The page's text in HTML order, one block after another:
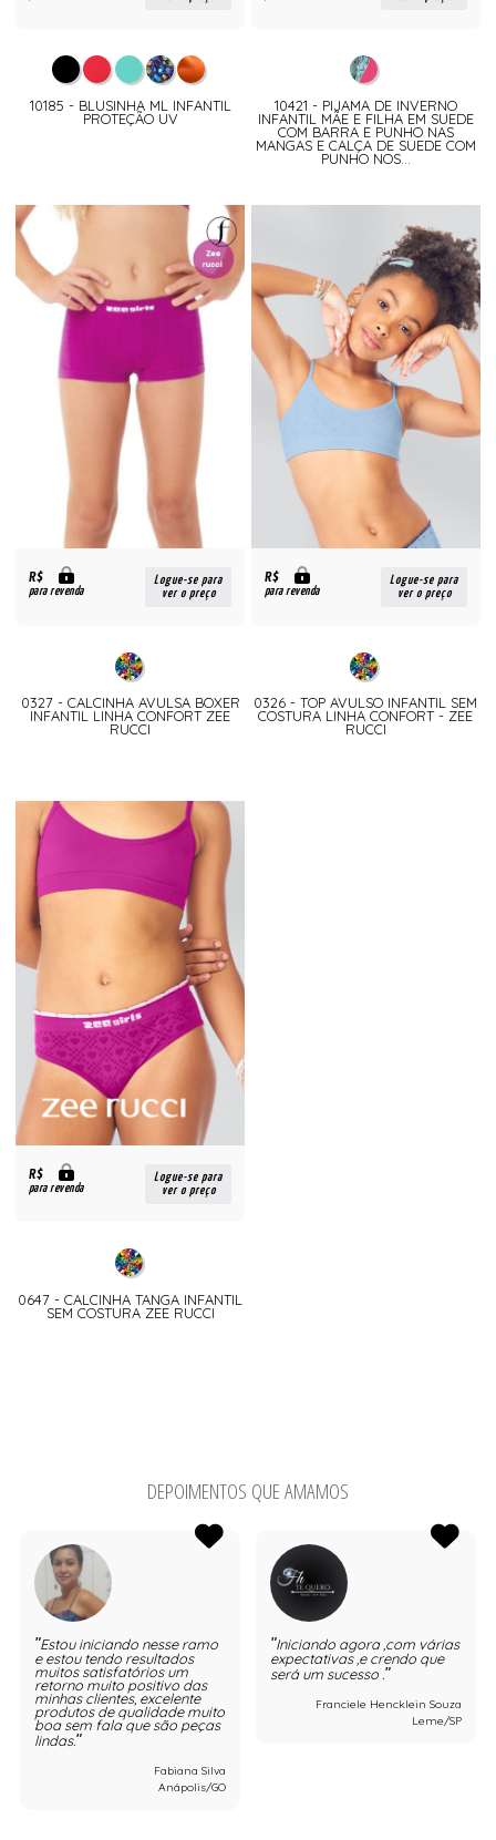
10185 - BLUSINHA ML INFANTIL
PROTEÇÃO UV
10421 - PIJAMA DE INVERNO
INFANTIL MÃE E FILHA EM SUEDE
COM BARRA E PUNHO NAS
MANGAS E CALÇA DE SUEDE COM
PUNHO NOS...
R$
para revenda
Logue-se para
ver o preço
0327 - CALCINHA AVULSA BOXER
INFANTIL LINHA CONFORT ZEE
RUCCI
R$
para revenda
Logue-se para
ver o preço
0326 - TOP AVULSO INFANTIL SEM
COSTURA LINHA CONFORT - ZEE
RUCCI
R$
para revenda
Logue-se para
ver o preço
0647 - CALCINHA TANGA INFANTIL
SEM COSTURA ZEE RUCCI
DEPOIMENTOS QUE AMAMOS
Estou iniciando nesse ramo
e estou tendo resultados
muitos satisfatórios um
retorno muito positivo das
minhas clientes, excelente
produtos de qualidade muito
boa sem fala que são peças
lindas.
Fabiana Silva
Anápolis/GO
Iniciando agora ,com várias
expectativas ,e crendo que
será um sucesso .
Franciele Hencklein Souza
Leme/SP